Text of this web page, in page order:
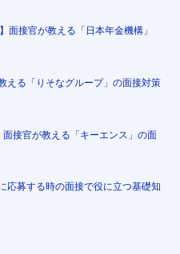
面接官が教える「日本年金機構」
える「りそなグループ」の面接対策
接官が教える「キーエンス」の面
応募する時の面接で役に立つ基礎知